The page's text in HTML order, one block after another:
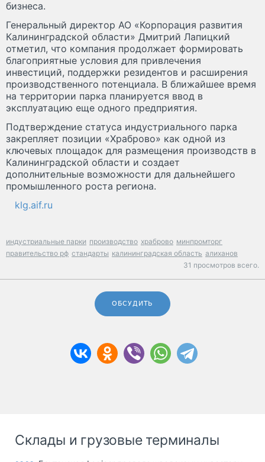
бизнеса.
Генеральный директор АО «Корпорация развития
Калининградской области» Дмитрий Лапицкий
отметил, что компания продолжает формировать
благоприятные условия для привлечения
инвестиций, поддержки резидентов и расширения
производственного потенциала. В ближайшее время
на территории парка планируется ввод в
эксплуатацию еще одного предприятия.
Подтверждение статуса индустриального парка
закрепляет позиции «Храброво» как одной из
ключевых площадок для размещения производств в
Калининградской области и создает
дополнительные возможности для дальнейшего
промышленного роста региона.
klg.aif.ru
индустриальные парки производство храброво минпромторг
правительство рф стандарты калининградская область алиханов
31 просмотров всего.
ОБСУДИТЬ
Склады и грузовые терминалы